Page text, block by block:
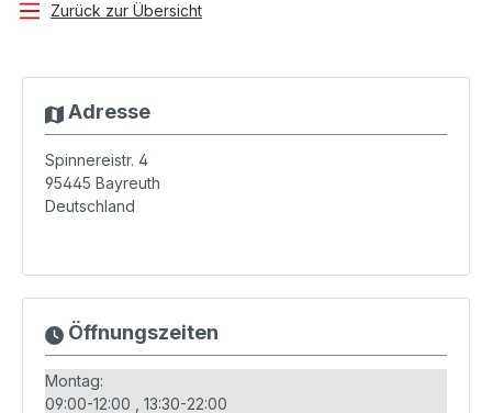
Zurück zur Übersicht
Adresse
Spinnereistr. 4
95445 Bayreuth
Deutschland
Öffnungszeiten
Montag:
09:00-12:00
13:30-22:00